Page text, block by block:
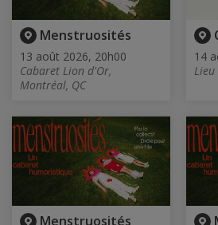
Menstruosités
13 août 2026, 20h00
Cabaret Lion d'Or,
Montréal, QC
14
Menstruosités